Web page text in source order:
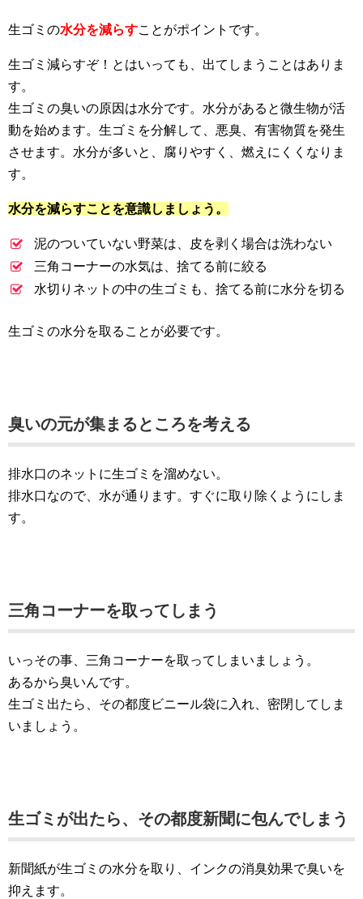
生ゴミの水分を減らすことがポイントです。
生ゴミ減らすぞ！とはいっても、出てしまうことはありま
す。
生ゴミの臭いの原因は水分です。水分があると微生物が活
動を始めます。生ゴミを分解して、悪臭、有害物質を発生
させます。水分が多いと、腐りやすく、燃えにくくなりま
す。
水分を減らすことを意識しましょう。
泥のついていない野菜は、皮を剥く場合は洗わない
三角コーナーの水気は、捨てる前に絞る
水切りネットの中の生ゴミも、捨てる前に水分を切る
生ゴミの水分を取ることが必要です。
臭いの元が集まるところを考える
排水口のネットに生ゴミを溜めない。
排水口なので、水が通ります。すぐに取り除くようにしま
す。
三角コーナーを取ってしまう
いっその事、三角コーナーを取ってしまいましょう。
あるから臭いんです。
生ゴミ出たら、その都度ビニール袋に入れ、密閉してしま
いましょう。
生ゴミが出たら、その都度新聞に包んでしまう
新聞紙が生ゴミの水分を取り、インクの消臭効果で臭いを
抑えます。